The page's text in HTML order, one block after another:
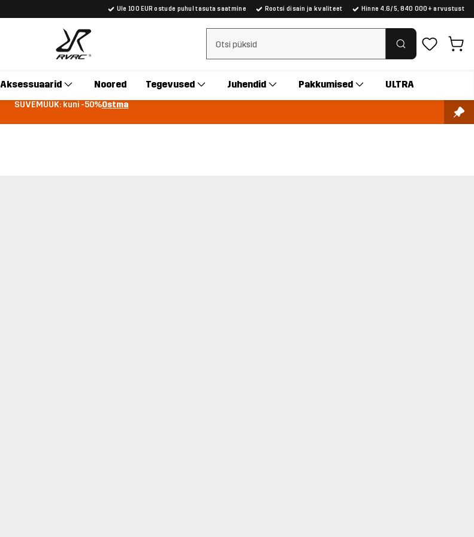
Üle 100 EUR ostude puhul tasuta saatmine Rootsi disain ja kvaliteet Hinne 4.6/5, 840 000+ arvustust
Tühjenda otsing
Aksessuaarid Noored Tegevused Juhendid Pakkumised ULTRA
SUVEMÜÜK: kuni -50%Ostma